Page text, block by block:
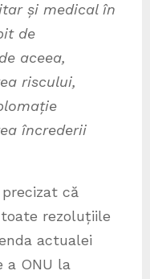
și medical în
de
aceea,
riscului,
încrederii
că
rezoluțiile
actualei
a ONU la